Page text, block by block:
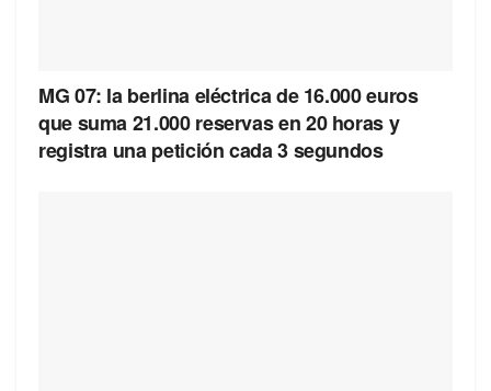
MG 07: la berlina eléctrica de 16.000 euros
que suma 21.000 reservas en 20 horas y
registra una petición cada 3 segundos